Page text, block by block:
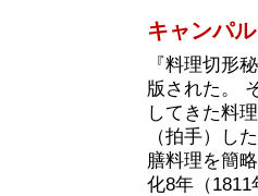
キャンパ
『料理切形
版された。
してきた料
（拍手）し
膳料理を簡
化8年（